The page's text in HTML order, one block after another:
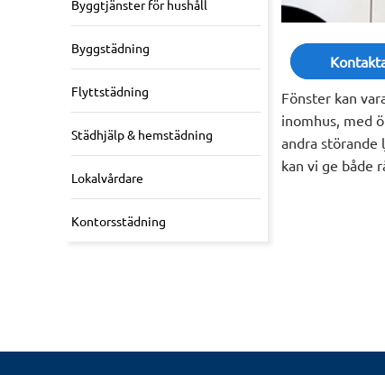
Byggtjänster för hushåll
Byggstädning
Flyttstädning
Städhjälp & hemstädning
Lokalvårdare
Kontorsstädning
Fönster kan
inomhus, med
andra störande
kan vi ge både